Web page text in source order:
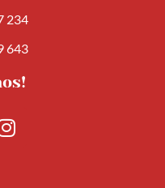
234
643